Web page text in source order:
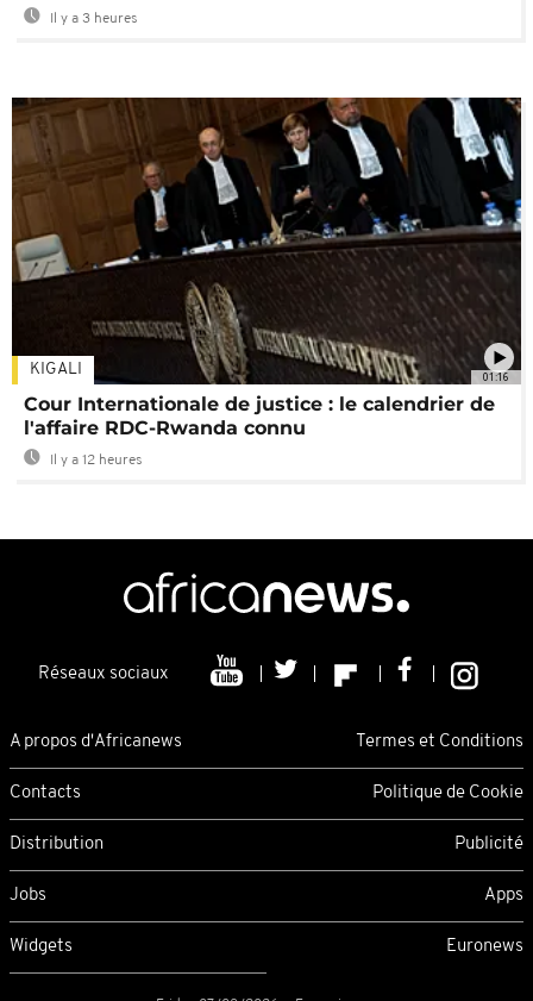
Il y a 3 heures
01:16
KIGALI
Cour Internationale de justice : le calendrier de
l'affaire RDC-Rwanda connu
Il y a 12 heures
Réseaux sociaux
A propos d'Africanews Termes et Conditions
Contacts Politique de Cookie
Distribution Publicité
Jobs Apps
Widgets Euronews